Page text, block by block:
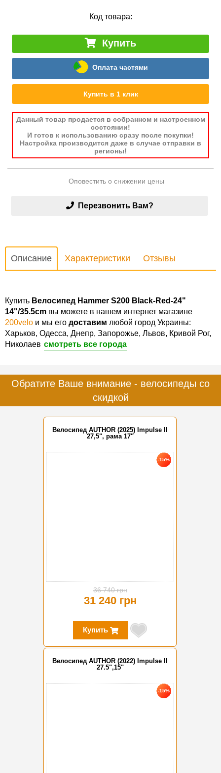
Код товара:
Купить
Оплата частями
Купить в 1 клик
Данный товар продается в собранном и настроенном
состоянии!
И готов к использованию сразу после покупки!
Настройка производится даже в случае отправки в
регионы!
Оповестить о снижении цены
Перезвонить Вам?
Описание Характеристики Отзывы
Купить Велосипед Hammer S200 Black-Red-24"
14"/35.5cm вы можете в нашем интернет магазине
200velo и мы его доставим любой город Украины:
Харьков, Одесса, Днепр, Запорожье, Львов, Кривой Рог,
Николаев смотреть все города
Обратите Ваше внимание - велосипеды со
скидкой
Велосипед AUTHOR (2025) Impulse II
27,5", рама 17"
-15%
36 740 грн
31 240 грн
Купить
Велосипед AUTHOR (2022) Impulse II
27.5",15"
-15%